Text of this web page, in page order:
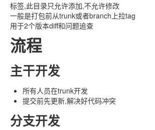
标签,此目录只允许添加,不允许修改
一般是打包前从trunk或者branch上拉tag
用于2个版本diff和问题追查
流程
主干开发
所有人员在trunk开发
提交前先更新,解决好代码冲突
分支开发